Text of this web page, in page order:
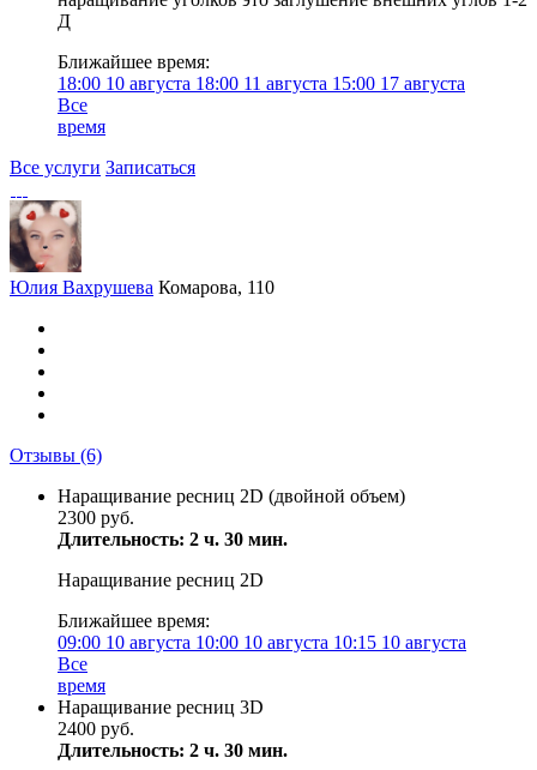
Д
Ближайшее время:
18:00 10 августа 18:00 11 августа 15:00 17 августа
Все
время
Все услуги Записаться
Юлия Вахрушева Комарова, 110
Отзывы (6)
Наращивание ресниц 2D (двойной объем)
2300 руб.
Длительность: 2 ч. 30 мин.
Наращивание ресниц 2D
Ближайшее время:
09:00 10 августа 10:00 10 августа 10:15 10 августа
Все
время
Наращивание ресниц 3D
2400 руб.
Длительность: 2 ч. 30 мин.